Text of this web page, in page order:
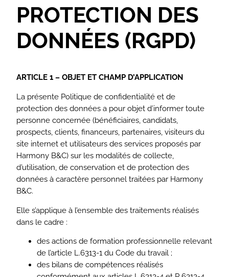
PROTECTION DES
DONNÉES (RGPD)
ARTICLE 1 – OBJET ET CHAMP D’APPLICATION
La présente Politique de confidentialité et de
protection des données a pour objet d’informer toute
personne concernée (bénéficiaires, candidats,
prospects, clients, financeurs, partenaires, visiteurs du
site internet et utilisateurs des services proposés par
Harmony B&C) sur les modalités de collecte,
d’utilisation, de conservation et de protection des
données à caractère personnel traitées par Harmony
B&C.
Elle s’applique à l’ensemble des traitements réalisés
dans le cadre :
des actions de formation professionnelle relevant
de l’article L.6313-1 du Code du travail ;
des bilans de compétences réalisés